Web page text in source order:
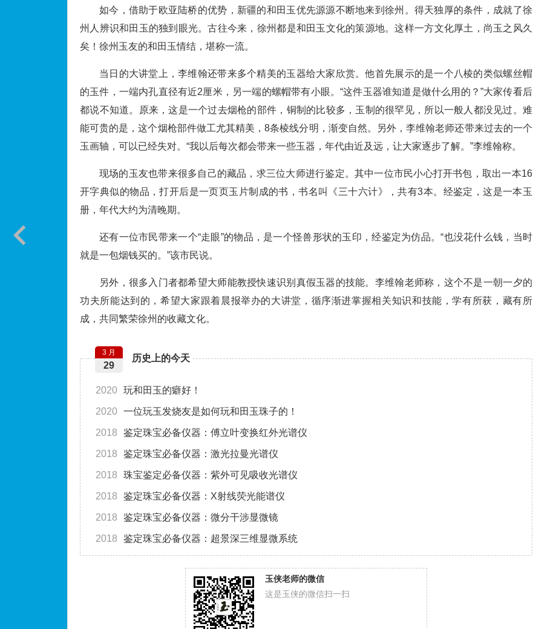
如今，借助于欧亚陆桥的优势，新疆的和田玉优先源源不断地来到徐州。得天独厚的条件，成就了徐
州人辨识和田玉的独到眼光。古往今来，徐州都是和田玉文化的策源地。这样一方文化厚土，尚玉之风久
矣！徐州玉友的和田玉情结，堪称一流。
当日的大讲堂上，李维翰还带来多个精美的玉器给大家欣赏。他首先展示的是一个八棱的类似螺丝帽
的玉件，一端内孔直径有近2厘米，另一端的螺帽带有小眼。“这件玉器谁知道是做什么用的？”大家传看后
都说不知道。原来，这是一个过去烟枪的部件，铜制的比较多，玉制的很罕见，所以一般人都没见过。难
能可贵的是，这个烟枪部件做工尤其精美，8条棱线分明，渐变自然。另外，李维翰老师还带来过去的一个
玉画轴，可以已经失对。“我以后每次都会带来一些玉器，年代由近及远，让大家逐步了解。”李维翰称。
现场的玉友也带来很多自己的藏品，求三位大师进行鉴定。其中一位市民小心打开书包，取出一本16
开字典似的物品，打开后是一页页玉片制成的书，书名叫《三十六计》，共有3本。经鉴定，这是一本玉
册，年代大约为清晚期。
还有一位市民带来一个“走眼”的物品，是一个怪兽形状的玉印，经鉴定为仿品。“也没花什么钱，当时
就是一包烟钱买的。”该市民说。
另外，很多入门者都希望大师能教授快速识别真假玉器的技能。李维翰老师称，这个不是一朝一夕的
功夫所能达到的，希望大家跟着晨报举办的大讲堂，循序渐进掌握相关知识和技能，学有所获，藏有所
成，共同繁荣徐州的收藏文化。
历史上的今天
3 月
29
2020 玩和田玉的癖好！
2020 一位玩玉发烧友是如何玩和田玉珠子的！
2018 鉴定珠宝必备仪器：傅立叶变换红外光谱仪
2018 鉴定珠宝必备仪器：激光拉曼光谱仪
2018 珠宝鉴定必备仪器：紫外可见吸收光谱仪
2018 鉴定珠宝必备仪器：X射线荧光能谱仪
2018 鉴定珠宝必备仪器：微分干涉显微镜
2018 鉴定珠宝必备仪器：超景深三维显微系统
玉侠老师的微信
这是玉侠的微信扫一扫